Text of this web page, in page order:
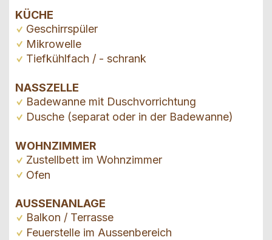
KÜCHE
Geschirrspüler
Mikrowelle
Tiefkühlfach / - schrank
NASSZELLE
Badewanne mit Duschvorrichtung
Dusche (separat oder in der Badewanne)
WOHNZIMMER
Zustellbett im Wohnzimmer
Ofen
AUSSENANLAGE
Balkon / Terrasse
Feuerstelle im Aussenbereich